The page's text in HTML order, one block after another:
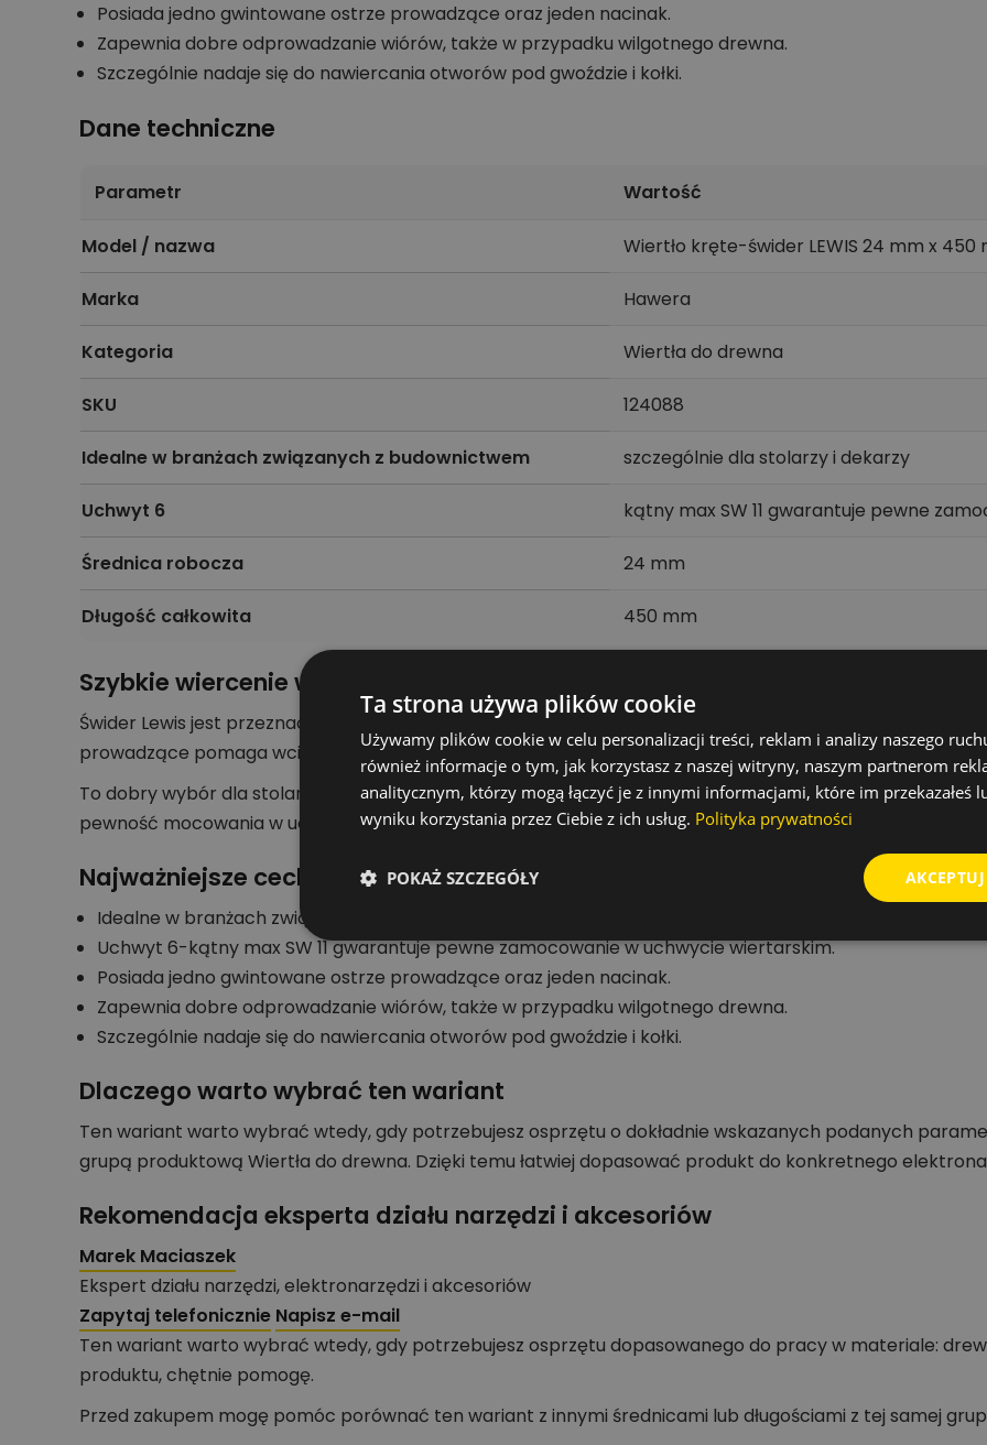
Posiada jedno gwintowane ostrze prowadzące oraz jeden nacinak.
Zapewnia dobre odprowadzanie wiórów, także w przypadku wilgotnego drewna.
Szczególnie nadaje się do nawiercania otworów pod gwoździe i kołki.
Dane techniczne
Parametr Wartość
Model / nazwa Wiertło kręte-świder LEWIS 24 mm x 450
Marka Hawera
Kategoria Wiertła do drewna
SKU 124088
Idealne w branżach związanych z budownictwem szczególnie dla stolarzy i dekarzy
Uchwyt 6 kątny max SW 11 gwarantuje pewne
Średnica robocza 24 mm
Długość całkowita 450 mm
Szybkie wiercenie w drewnie
Świder Lewis jest przeznaczony do wiercenia w miękkim i twardym drewnie, drewnie wilgotnym,
prowadzące pomaga wciągać wiertło w materiał, a kształt spirali wspiera odprowadzanie wiórów.
To dobry wybór dla stolarzy, dekarzy i ekip budowlanych wykonujących otwory pod kołki, gwoździe lub
pewność mocowania w uchwycie wiertarskim 13 mm.
Najważniejsze cechy konstrukcji
Idealne w branżach związanych z budownictwem - szczególnie dla stolarzy i dekarzy.
Uchwyt 6-kątny max SW 11 gwarantuje pewne zamocowanie w uchwycie wiertarskim.
Posiada jedno gwintowane ostrze prowadzące oraz jeden nacinak.
Zapewnia dobre odprowadzanie wiórów, także w przypadku wilgotnego drewna.
Szczególnie nadaje się do nawiercania otworów pod gwoździe i kołki.
Dlaczego warto wybrać ten wariant
Ten wariant warto wybrać wtedy, gdy potrzebujesz osprzętu o dokładnie wskazanych podanych
grupą produktową Wiertła do drewna. Dzięki temu łatwiej dopasować produkt do konkretnego
Rekomendacja eksperta działu narzędzi i akcesoriów
Marek Maciaszek
Ekspert działu narzędzi, elektronarzędzi i akcesoriów
Zapytaj telefonicznie Napisz e-mail
Ten wariant warto wybrać wtedy, gdy potrzebujesz osprzętu dopasowanego do pracy w materiale:
produktu, chętnie pomogę.
Przed zakupem mogę pomóc porównać ten wariant z innymi średnicami lub długościami z tej samej
Ta strona używa plików cookie
Używamy plików cookie w celu personalizacji treści, reklam i analizy naszego
również informacje o tym, jak korzystasz z naszej witryny, naszym partnerom
analitycznym, którzy mogą łączyć je z innymi informacjami, które im przekazałeś
wyniku korzystania przez Ciebie z ich usług. Polityka prywatności
POKAŻ SZCZEGÓŁY